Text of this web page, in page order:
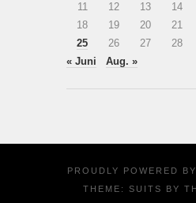
11
12 13 14
18
19 20 21
25
26 27 28
« Juni
Aug. »
PROUDLY POWERED BY
THEME: SUITS BY